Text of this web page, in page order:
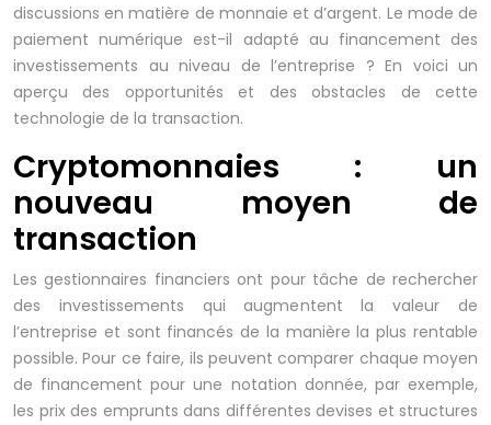
discussions en matière de monnaie et d’argent. Le mode de
paiement numérique est-il adapté au financement des
investissements au niveau de l’entreprise ? En voici un
aperçu des opportunités et des obstacles de cette
technologie de la transaction.
Cryptomonnaies : un
nouveau moyen de
transaction
Les gestionnaires financiers ont pour tâche de rechercher
des investissements qui augmentent la valeur de
l’entreprise et sont financés de la manière la plus rentable
possible. Pour ce faire, ils peuvent comparer chaque moyen
de financement pour une notation donnée, par exemple,
les prix des emprunts dans différentes devises et structures